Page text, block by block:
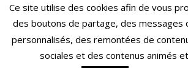
Ce site utilise des cookies afin de vous
des boutons de partage, des messages
personnalisés, des remontées de
sociales et des contenus animés